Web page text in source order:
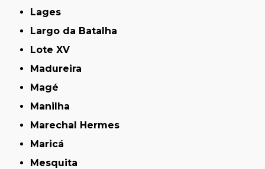
Lages
Largo da Batalha
Lote XV
Madureira
Magé
Manilha
Marechal Hermes
Maricá
Mesquita